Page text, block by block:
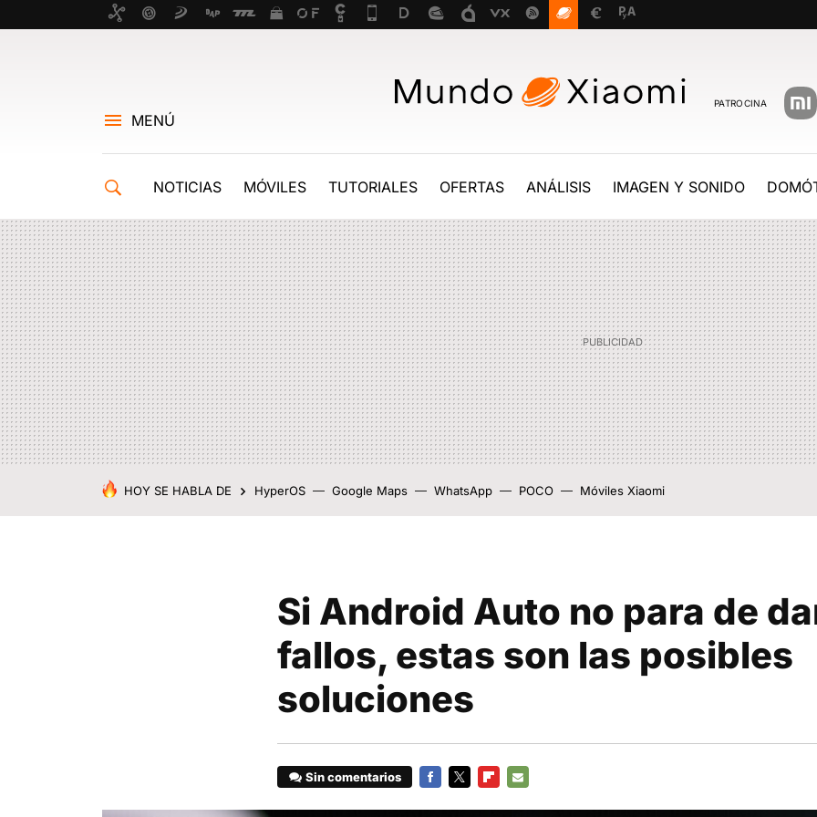
PATROCINA
MENÚ
NOTICIAS MÓVILES TUTORIALES OFERTAS ANÁLISIS IMAGEN Y SONIDO
HOY SE HABLA DE HyperOS Google Maps WhatsApp POCO Móviles Xiaomi
Si Android Auto no para de
fallos, estas son las posibles
soluciones
Sin comentarios